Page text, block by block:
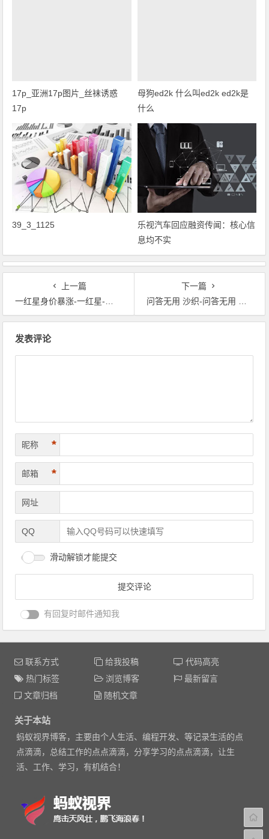
17p_亚洲17p图片_丝袜诱惑
17p
母狗ed2k 什么叫ed2k ed2k是
什么
39_3_1125
乐视汽车回应融资传闻：核心信
息均不实
上一篇
一红星身价暴涨-一红星-世界杯让j罗身价涨157%
下一篇
问答无用 沙织-问答无用 沙织 rmvb-问答无用 沙织1
发表评论
昵称 *
邮箱 *
网址
QQ
滑动解锁才能提交
有回复时邮件通知我
联系方式 给我投稿
代码高亮
热门标签
浏览博客
最新留言
文章归档
随机文章
关于本站
蚂蚁视界博客，主要由个人生活、编程开发、等记录生活的点
点滴滴，总结工作的点点滴滴，分享学习的点点滴滴，让生
活、工作、学习，有机结合！